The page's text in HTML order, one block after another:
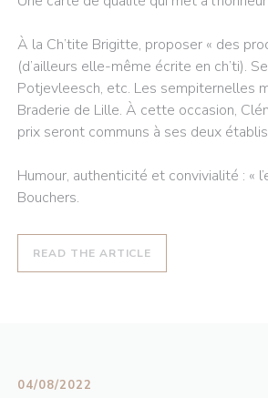
À la Ch’tite Brigitte, proposer « des
(d’ailleurs elle-même écrite en ch’ti).
Potjevleesch, etc. Les sempiternelles
Braderie de Lille. À cette occasion,
prix seront communs à ses deux
Humour, authenticité et convivialité : «
Bouchers.
READ THE ARTICLE
04/08/2022